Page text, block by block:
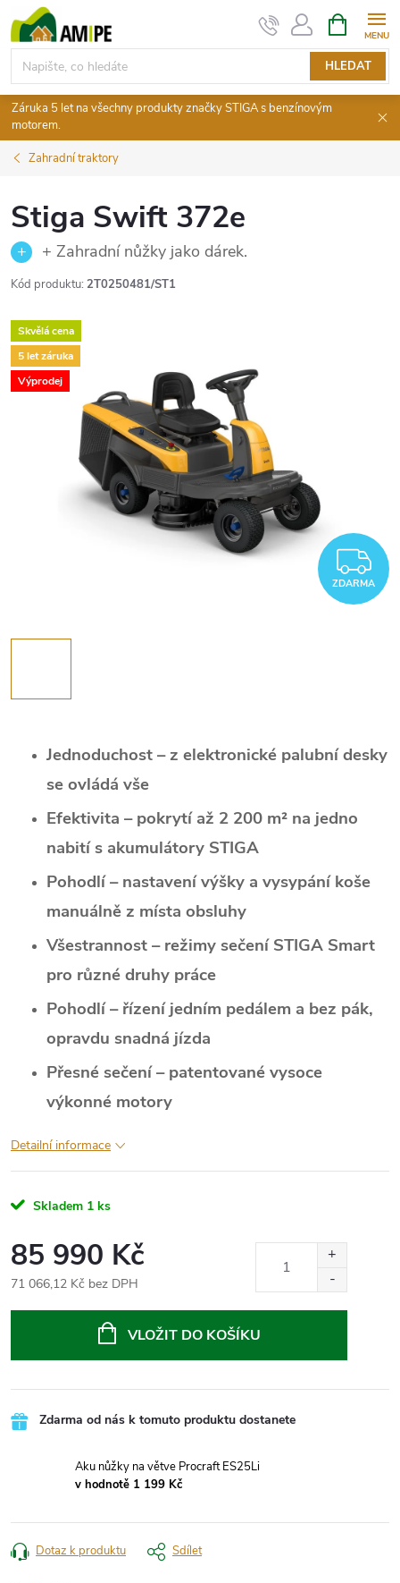
na
obsah
HLEDAT
NÁKUPNÍ
KOŠÍK
Záruka 5 let na všechny produkty značky STIGA s benzínovým
motorem.
Zahradní traktory
Stiga Swift 372e
+ Zahradní nůžky jako dárek.
Kód produktu: 2T0250481/ST1
Skvělá cena
5 let záruka
Výprodej
ZDARMA
Jednoduchost – z elektronické palubní desky
se ovládá vše
Efektivita – pokrytí až 2 200 m² na jedno
nabití s akumulátory STIGA
Pohodlí – nastavení výšky a vysypání koše
manuálně z místa obsluhy
Všestrannost – režimy sečení STIGA Smart
pro různé druhy práce
Pohodlí – řízení jedním pedálem a bez pák,
opravdu snadná jízda
Přesné sečení – patentované vysoce
výkonné motory
Detailní informace
Skladem 1 ks
85 990 Kč
71 066,12 Kč bez DPH
VLOŽIT DO KOŠÍKU
Zdarma od nás k tomuto produktu dostanete
Aku nůžky na větve Procraft ES25Li
v hodnotě 1 199 Kč
Dotaz k produktu Sdílet